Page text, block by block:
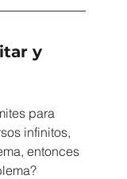
y
para
infinitos,
entonces